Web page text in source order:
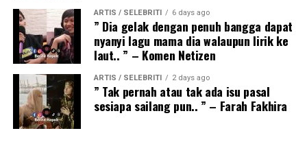
ARTIS / SELEBRITI 6 days ago
” Dia gelak dengan penuh bangga dapat
nyanyi lagu mama dia walaupun lirik ke
laut.. ” – Komen Netizen
ARTIS / SELEBRITI 2 days ago
” Tak pernah atau tak ada isu pasal
sesiapa sailang pun.. ” – Farah Fakhira